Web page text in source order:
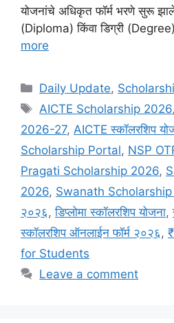
योजनांचे अधिकृत फॉर्म भरणे सुरू
(Diploma) किंवा डिग्री
more
Categories
Daily Update,
Tags
AICTE Scholarship 2026
2026-27, AICTE स्कॉलरशिप
Scholarship Portal, NSP
Pragati Scholarship 2026,
2026, Swanath
२०२६,डिप्लोमा स्कॉलरशिप योजना,
स्कॉलरशिप ऑनलाईन फॉर्म २०२६,
for Students
Leave a comment